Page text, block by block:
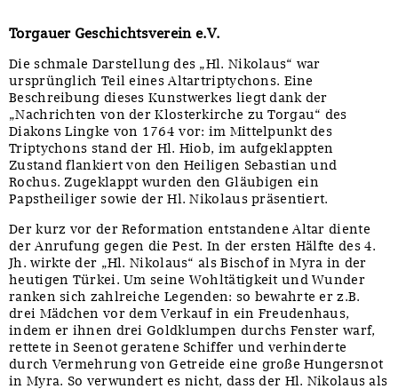
Torgauer Geschichtsverein e.V.
Die schmale Darstellung des „Hl. Nikolaus“ war
ursprünglich Teil eines Altartriptychons. Eine
Beschreibung dieses Kunstwerkes liegt dank der
„Nachrichten von der Klosterkirche zu Torgau“ des
Diakons Lingke von 1764 vor: im Mittelpunkt des
Triptychons stand der Hl. Hiob, im aufgeklappten
Zustand flankiert von den Heiligen Sebastian und
Rochus. Zugeklappt wurden den Gläubigen ein
Papstheiliger sowie der Hl. Nikolaus präsentiert.
Der kurz vor der Reformation entstandene Altar diente
der Anrufung gegen die Pest. In der ersten Hälfte des 4.
Jh. wirkte der „Hl. Nikolaus“ als Bischof in Myra in der
heutigen Türkei. Um seine Wohltätigkeit und Wunder
ranken sich zahlreiche Legenden: so bewahrte er z.B.
drei Mädchen vor dem Verkauf in ein Freudenhaus,
indem er ihnen drei Goldklumpen durchs Fenster warf,
rettete in Seenot geratene Schiffer und verhinderte
durch Vermehrung von Getreide eine große Hungersnot
in Myra. So verwundert es nicht, dass der Hl. Nikolaus als